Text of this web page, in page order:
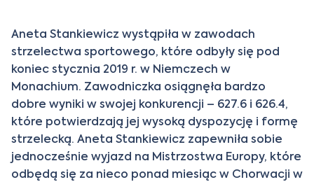
Aneta Stankiewicz wystąpiła w zawodach
strzelectwa sportowego, które odbyły się pod
koniec stycznia 2019 r. w Niemczech w
Monachium. Zawodniczka osiągnęła bardzo
dobre wyniki w swojej konkurencji – 627.6 i 626.4,
które potwierdzają jej wysoką dyspozycję i formę
strzelecką. Aneta Stankiewicz zapewniła sobie
jednocześnie wyjazd na Mistrzostwa Europy, które
odbędą się za nieco ponad miesiąc w Chorwacji w